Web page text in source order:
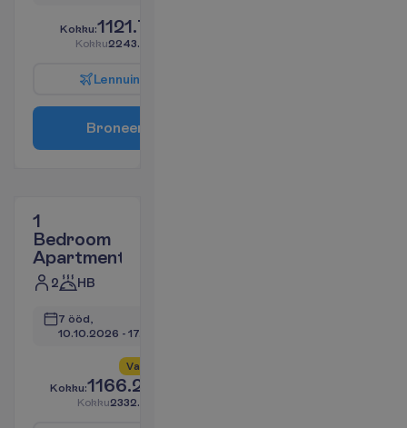
Kokku:1121.71
Kokku2243.42
Lennuin
Broneer
1
Bedroom
Apartment
2 HB
7 ööd,
10.10.2026 - 17.10.2026
Va
Kokku:1166.27
Kokku2332.53